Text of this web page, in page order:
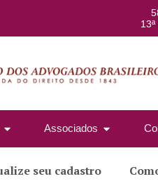
Associados
seu cadastro